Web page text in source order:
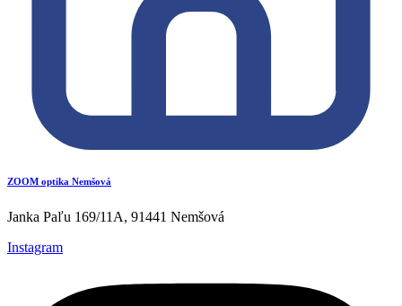
ZOOM optika Nemšová
Janka Paľu 169/11A, 91441 Nemšová
Instagram